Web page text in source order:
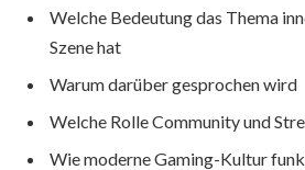
Welche Bedeutung das Thema
Szene hat
Warum darüber gesprochen wird
Welche Rolle Community und
Wie moderne Gaming-Kultur